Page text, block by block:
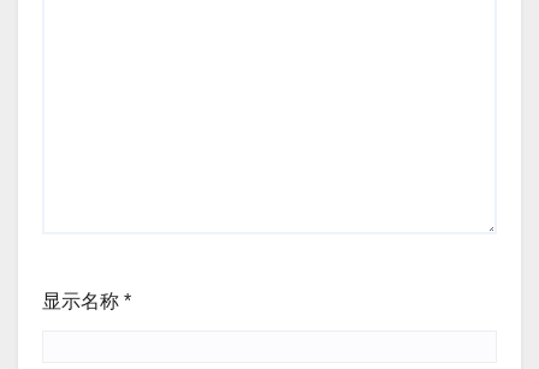
显示名称 *